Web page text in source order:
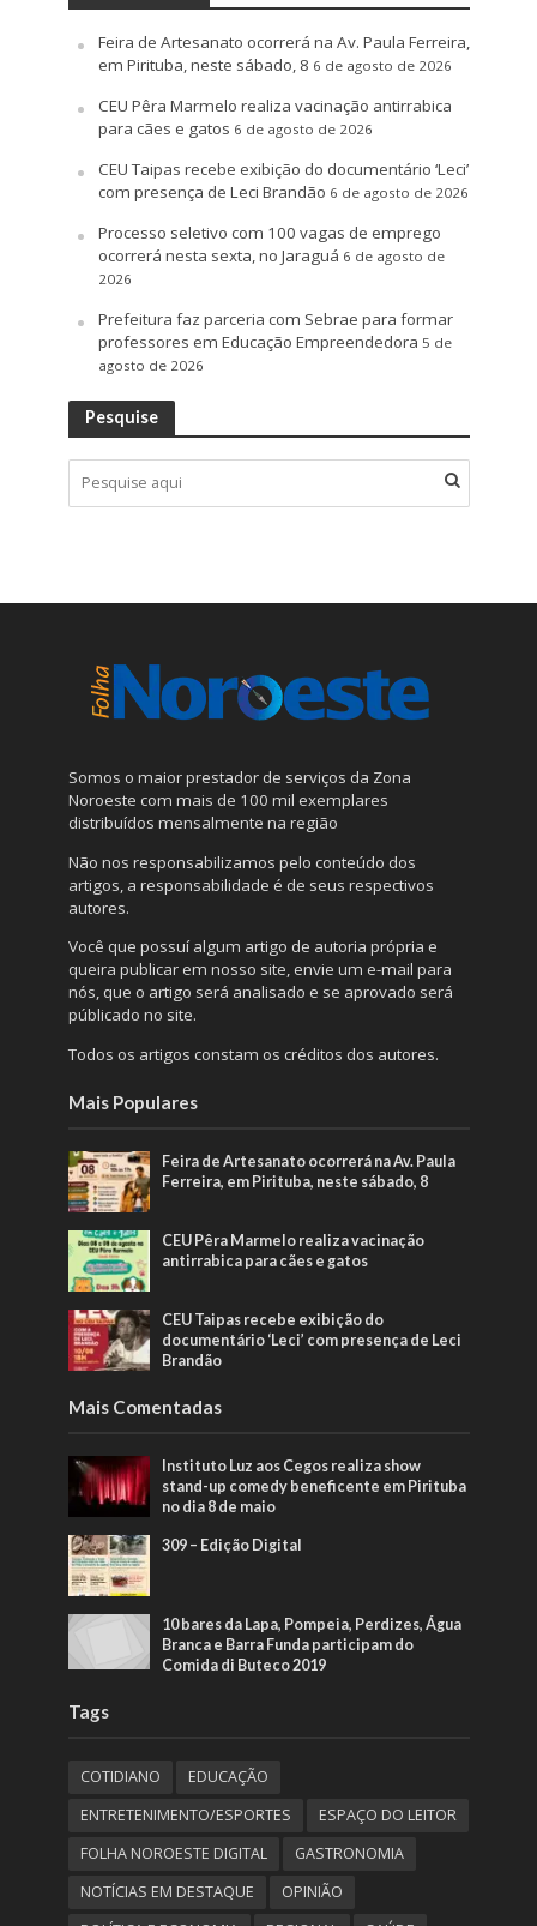
Feira de Artesanato ocorrerá na Av. Paula Ferreira,
em Pirituba, neste sábado, 8 6 de agosto de 2026
CEU Pêra Marmelo realiza vacinação antirrabica
para cães e gatos 6 de agosto de 2026
CEU Taipas recebe exibição do documentário ‘Leci’
com presença de Leci Brandão 6 de agosto de 2026
Processo seletivo com 100 vagas de emprego
ocorrerá nesta sexta, no Jaraguá 6 de agosto de
2026
Prefeitura faz parceria com Sebrae para formar
professores em Educação Empreendedora 5 de
agosto de 2026
Pesquise
Somos o maior prestador de serviços da Zona
Noroeste com mais de 100 mil exemplares
distribuídos mensalmente na região
Não nos responsabilizamos pelo conteúdo dos
artigos, a responsabilidade é de seus respectivos
autores.
Você que possuí algum artigo de autoria própria e
queira publicar em nosso site, envie um e-mail para
nós, que o artigo será analisado e se aprovado será
públicado no site.
Todos os artigos constam os créditos dos autores.
Mais Populares
Feira de Artesanato ocorrerá na Av. Paula
Ferreira, em Pirituba, neste sábado, 8
CEU Pêra Marmelo realiza vacinação
antirrabica para cães e gatos
CEU Taipas recebe exibição do
documentário ‘Leci’ com presença de Leci
Brandão
Mais Comentadas
Instituto Luz aos Cegos realiza show
stand-up comedy beneficente em Pirituba
no dia 8 de maio
309 – Edição Digital
10 bares da Lapa, Pompeia, Perdizes, Água
Branca e Barra Funda participam do
Comida di Buteco 2019
Tags
COTIDIANO
EDUCAÇÃO
ENTRETENIMENTO/ESPORTES
ESPAÇO DO LEITOR
FOLHA NOROESTE DIGITAL
GASTRONOMIA
NOTÍCIAS EM DESTAQUE
OPINIÃO